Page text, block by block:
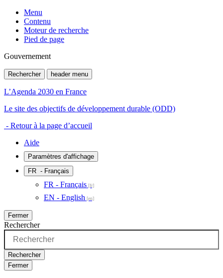
Menu
Contenu
Moteur de recherche
Pied de page
Gouvernement
Rechercher header menu
L’Agenda 2030 en France
Le site des objectifs de développement durable (ODD)
- Retour à la page d’accueil
Aide
Paramètres d'affichage
FR - Français
FR - Français
EN - English
Fermer
Rechercher
Rechercher
Fermer